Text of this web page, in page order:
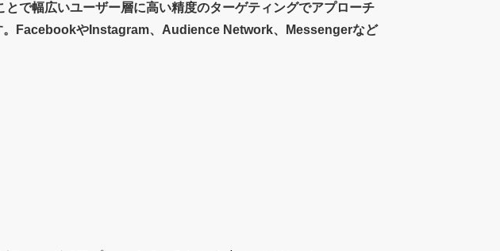
で幅広いユーザー層に高い精度のターゲティングでアプローチ
。FacebookやInstagram、Audience Network、Messengerなど